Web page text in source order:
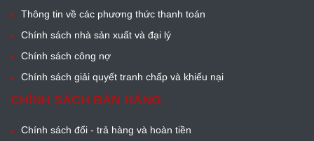
Thông tin về các phương thức thanh toán
Chính sách nhà sản xuất và đại lý
Chính sách công nợ
Chính sách giải quyết tranh chấp và khiếu nại
CHÍNH SÁCH BÁN HÀNG
Chính sách đổi - trả hàng và hoàn tiền